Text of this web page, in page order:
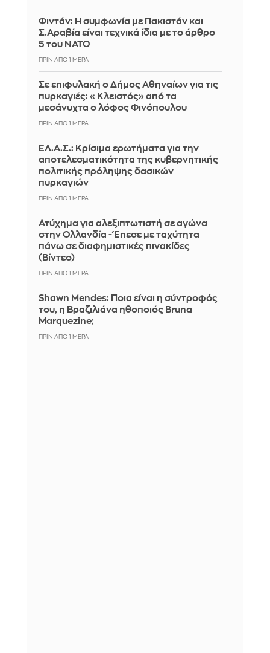
Φιντάν: Η συμφωνία με Πακιστάν και
Σ.Αραβία είναι τεχνικά ίδια με το άρθρο
5 του ΝΑΤΟ
ΠΡΙΝ ΑΠΌ 1 ΜΈΡΑ
Σε επιφυλακή ο Δήμος Αθηναίων για τις
πυρκαγιές: «Κλειστός» από τα
μεσάνυχτα ο λόφος Φινόπουλου
ΠΡΙΝ ΑΠΌ 1 ΜΈΡΑ
ΕΛ.Α.Σ.: Κρίσιμα ερωτήματα για την
αποτελεσματικότητα της κυβερνητικής
πολιτικής πρόληψης δασικών
πυρκαγιών
ΠΡΙΝ ΑΠΌ 1 ΜΈΡΑ
Ατύχημα για αλεξιπτωτιστή σε αγώνα
στην Ολλανδία - Έπεσε με ταχύτητα
πάνω σε διαφημιστικές πινακίδες
(Βίντεο)
ΠΡΙΝ ΑΠΌ 1 ΜΈΡΑ
Shawn Mendes: Ποια είναι η σύντροφός
του, η Βραζιλιάνα ηθοποιός Bruna
Marquezine;
ΠΡΙΝ ΑΠΌ 1 ΜΈΡΑ